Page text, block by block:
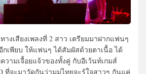
งเสียงเพลงที่ 2 สาว เตรียมมาฝากแฟนๆ
กเพียบ ให้แฟนๆ ได้สัมผัสด้วยตาเนื้อ ได้
วามเจื้อยแจ้วของทั้งคู่ กับอีเว้นท์เกมส์
ที่จะมาวัดกันว่ามูมู่ไทยจะรู้ใจสาวๆ กันแค่